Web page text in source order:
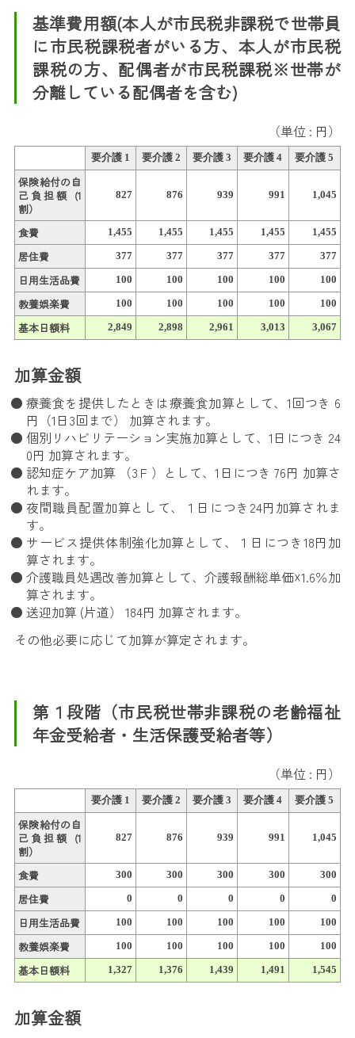
基準費用額(本人が市民税非課税で世帯員
に市民税課税者がいる方、本人が市民税
課税の方、配偶者が市民税課税※世帯が
分離している配偶者を含む)
（単位 : 円）
要介護 1 要介護 2 要介護 3 要介護 4 要介護 5
保険給付の自
己負担額 (1
割）
827 876 939 991 1,045
食費 1,455 1,455 1,455 1,455 1,455
居住費 377 377 377 377 377
日用生活品費 100 100 100 100 100
教養娯楽費 100 100 100 100 100
基本日額料 2,849 2,898 2,961 3,013 3,067
加算金額
療養食を提供したときは療養食加算として、1回つき 6
円（1日3回まで） 加算されます。
個別リハビリテーション実施加算として、1日につき 24
0円 加算されます。
認知症ケア加算 （3Ｆ）として、1日につき 76円 加算さ
れます。
夜間職員配置加算として、１日につき24円加算されま
す。
サービス提供体制強化加算として、１日につき18円加
算されます。
介護職員処遇改善加算として、介護報酬総単価☓1.6％加
算されます。
送迎加算 (片道） 184円 加算されます。
その他必要に応じて加算が算定されます。
第１段階（市民税世帯非課税の老齢福祉
年金受給者・生活保護受給者等）
（単位 : 円）
要介護 1 要介護 2 要介護 3 要介護 4 要介護 5
保険給付の自
己負担額 (1
割）
827 876 939 991 1,045
食費 300 300 300 300 300
居住費 0 0 0 0 0
日用生活品費 100 100 100 100 100
教養娯楽費 100 100 100 100 100
基本日額料 1,327 1,376 1,439 1,491 1,545
加算金額